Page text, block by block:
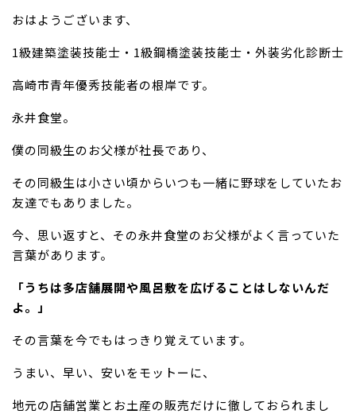
おはようございます、
1級建築塗装技能士・1級鋼橋塗装技能士・外装劣化診断士
高崎市青年優秀技能者の根岸です。
永井食堂。
僕の同級生のお父様が社長であり、
その同級生は小さい頃からいつも一緒に野球をしていたお
友達でもありました。
今、思い返すと、その永井食堂のお父様がよく言っていた
言葉があります。
「うちは多店舗展開や風呂敷を広げることはしないんだ
よ。」
その言葉を今でもはっきり覚えています。
うまい、早い、安いをモットーに、
地元の店舗営業とお土産の販売だけに徹しておられまし